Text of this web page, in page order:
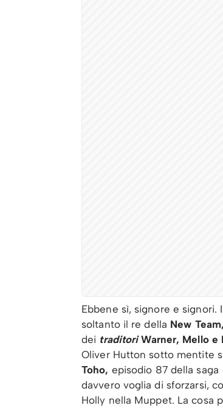
Ebbene sì, signore e signori.
soltanto il re della New Team,
dei traditoriWarner, Mello e
Oliver Hutton sotto mentite
Toho, episodio 87 della saga
davvero voglia di sforzarsi,
Holly nella Muppet. La cosa